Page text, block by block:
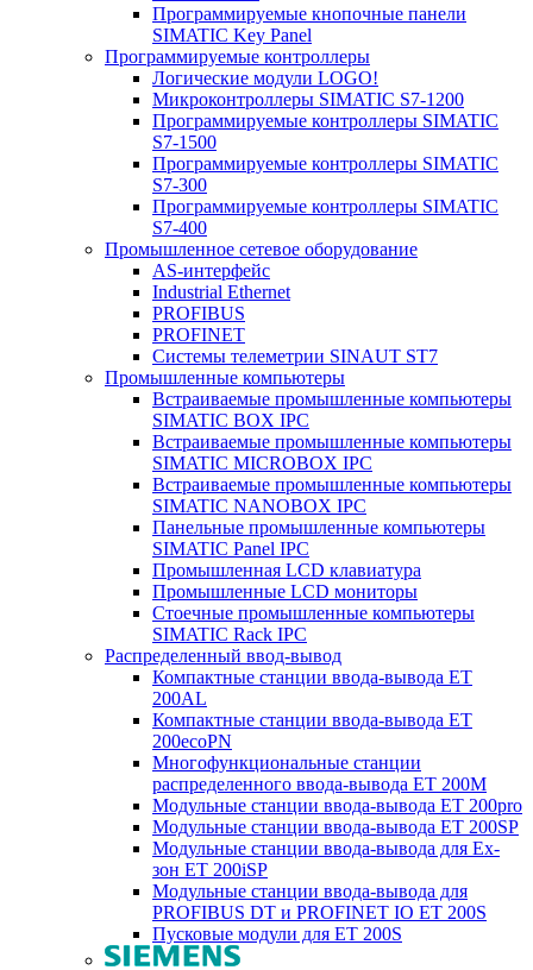
Программируемые кнопочные панели
SIMATIC Key Panel
Программируемые контроллеры
Логические модули LOGO!
Микроконтроллеры SIMATIC S7-1200
Программируемые контроллеры SIMATIC
S7-1500
Программируемые контроллеры SIMATIC
S7-300
Программируемые контроллеры SIMATIC
S7-400
Промышленное сетевое оборудование
AS-интерфейс
Industrial Ethernet
PROFIBUS
PROFINET
Системы телеметрии SINAUT ST7
Промышленные компьютеры
Встраиваемые промышленные компьютеры
SIMATIC BOX IPC
Встраиваемые промышленные компьютеры
SIMATIC MICROBOX IPC
Встраиваемые промышленные компьютеры
SIMATIC NANOBOX IPC
Панельные промышленные компьютеры
SIMATIC Panel IPC
Промышленная LCD клавиатура
Промышленные LCD мониторы
Стоечные промышленные компьютеры
SIMATIC Rack IPC
Распределенный ввод-вывод
Компактные станции ввода-вывода ET
200AL
Компактные станции ввода-вывода ET
200ecoPN
Многофункциональные станции
распределенного ввода-вывода ET 200M
Модульные станции ввода-вывода ET 200pro
Модульные станции ввода-вывода ET 200SP
Модульные станции ввода-вывода для Ex-
зон ET 200iSP
Модульные станции ввода-вывода для
PROFIBUS DT и PROFINET IO ET 200S
Пусковые модули для ET 200S